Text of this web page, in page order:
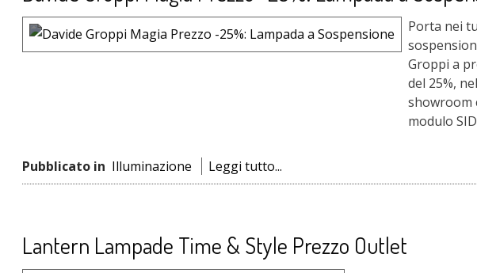
Porta nei
Groppi a
del 25%,
showroom
modulo
Pubblicato in Illuminazione Leggi tutto...
Lantern Lampade Time & Style Prezzo Outlet